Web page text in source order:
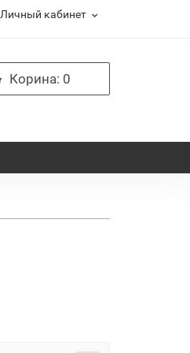
Личный кабинет
Корина: 0